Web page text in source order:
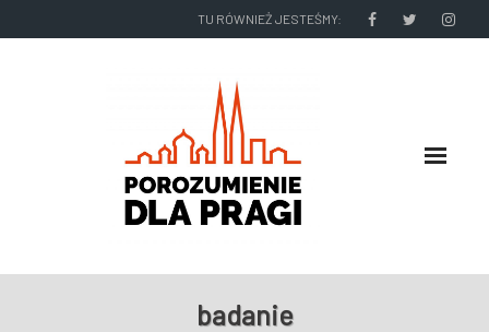
TU RÓWNIEŻ JESTEŚMY:
badanie